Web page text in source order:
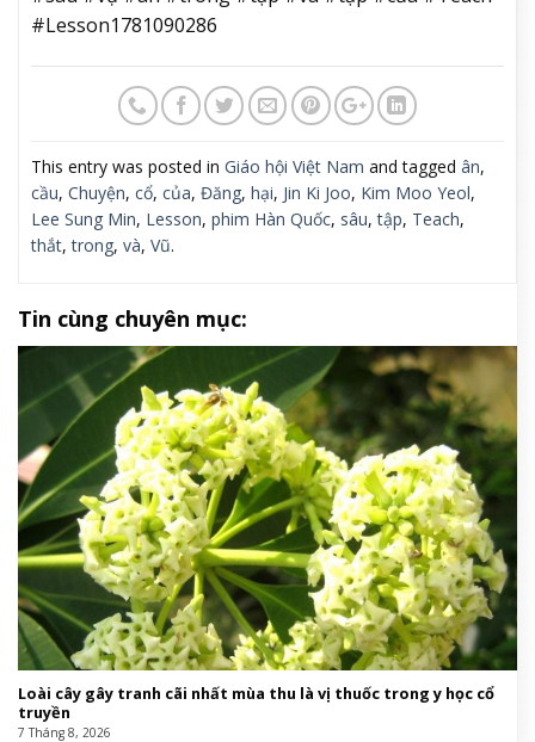
#Lesson1781090286
This entry was posted in Giáo hội Việt Nam and tagged ân,
cầu, Chuyện, cổ, của, Đăng, hại, Jin Ki Joo, Kim Moo Yeol,
Lee Sung Min, Lesson, phim Hàn Quốc, sâu,tập, Teach,
thắt,trong, và, Vũ.
Tin cùng chuyên mục:
Loài cây gây tranh cãi nhất mùa thu là vị thuốc trong y học cổ
truyền
7 Tháng 8, 2026